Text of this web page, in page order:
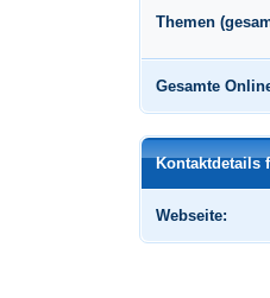
Themen
Gesamte
Kontaktdetails
Webseite: